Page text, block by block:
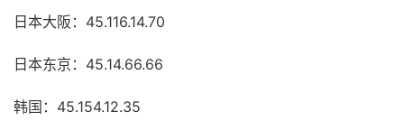
日本大阪：45.116.14.70
日本东京：45.14.66.66
韩国：45.154.12.35